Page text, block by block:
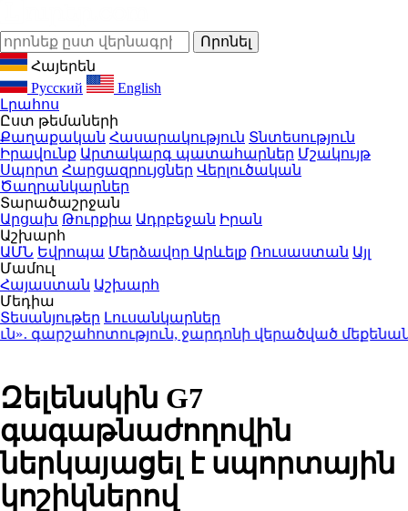
Հայերեն
Русский
English
Լրահոս
Ըստ թեմաների
Քաղաքական Հասարակություն Տնտեսություն
Իրավունք Արտակարգ պատահարներ Մշակույթ
Սպորտ Հարցազրույցներ Վերլուծական
Ծաղրանկարներ
Տարածաշրջան
Արցախ Թուրքիա Ադրբեջան Իրան
Աշխարհ
ԱՄՆ Եվրոպա Մերձավոր Արևելք Ռուսաստան Այլ
Մամուլ
Հայաստան Աշխարհ
Մեդիա
Տեսանյութեր Լուսանկարներ
գարշահոտություն, ջարդոնի վերածված
Զելենսկին G7
գագաթնաժողովին
ներկայացել է սպորտային
կոշիկներով